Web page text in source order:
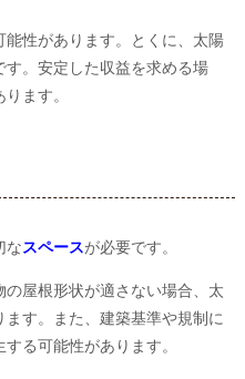
性があります。とくに、太陽
。安定した収益を求める場
ます。
なスペースが必要です。
屋根形状が適さない場合、太
す。また、建築基準や規制に
する可能性があります。